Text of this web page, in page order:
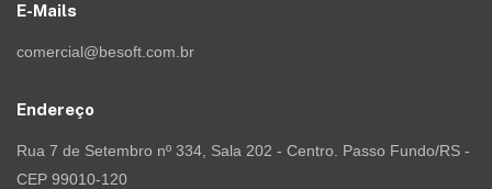
E-Mails
comercial@besoft.com.br
Endereço
Rua 7 de Setembro nº 334, Sala 202 - Centro. Passo Fundo/RS -
CEP 99010-120